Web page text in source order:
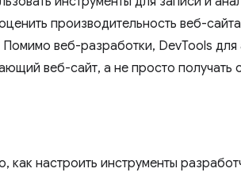
производительность веб-
веб-разработки, DevTools для
веб-сайт, а не просто получать
как настроить инструменты